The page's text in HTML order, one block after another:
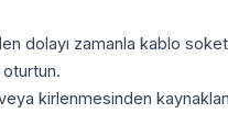
dolayı zamanla kablo
oturtun.
kirlenmesinden